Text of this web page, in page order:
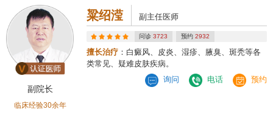
副院长
临床经验30余年
粱绍滢 副主任医师
问诊3723 预约 2932
擅长治疗 ：白癜风、皮炎、湿疹、腋臭、斑秃等各
类常见、疑难皮肤疾病。
询问
电话 预约